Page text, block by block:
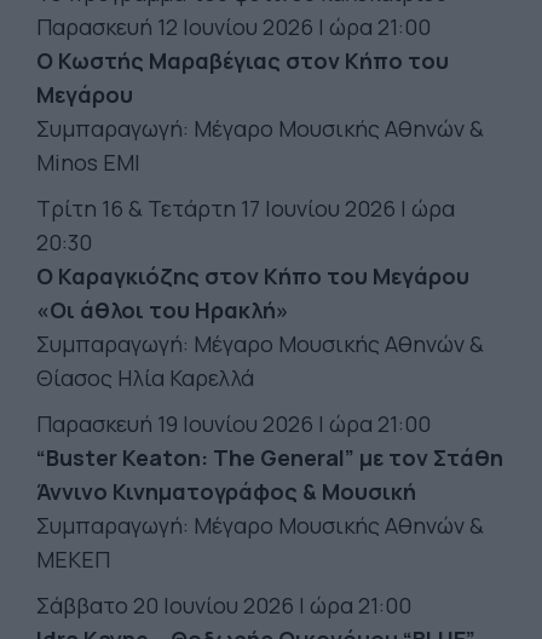
Παρασκευή 12 Ιουνίου 2026 Ι ώρα 21:00
Ο Κωστής Μαραβέγιας στον Κήπο του
Μεγάρου
Συμπαραγωγή: Μέγαρο Μουσικής Αθηνών &
Minos EMI
Τρίτη 16 & Τετάρτη 17 Ιουνίου 2026 Ι ώρα
20:30
Ο Καραγκιόζης στον Κήπο του Μεγάρου
«Οι άθλοι του Ηρακλή»
Συμπαραγωγή: Μέγαρο Μουσικής Αθηνών &
Θίασος Ηλία Καρελλά
Παρασκευή 19 Ιουνίου 2026 Ι ώρα 21:00
“Buster Keaton: The General” με τον Στάθη
Άννινο Κινηματογράφος & Μουσική
Συμπαραγωγή: Μέγαρο Μουσικής Αθηνών &
ΜΕΚΕΠ
Σάββατο 20 Ιουνίου 2026 Ι ώρα 21:00